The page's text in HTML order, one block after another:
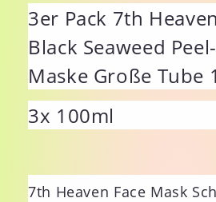
Peel-
off
Seetang
Maske
Große
Tube
100ml
3x
Peel-
off
Seetang
Maske
Große
Tube
3x
3er Pack 7th
Black Seaweed
Maske Große Tube
3x 100ml
7th Heaven Face Mask